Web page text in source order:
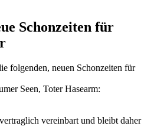
Schonzeiten für
folgenden, neuen Schonzeiten für
Seen, Toter Hasearm:
vereinbart und bleibt daher